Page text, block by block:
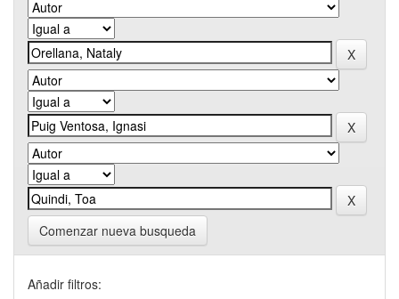
Comenzar nueva busqueda
Añadir filtros: